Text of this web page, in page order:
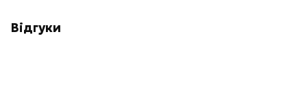
Відгуки